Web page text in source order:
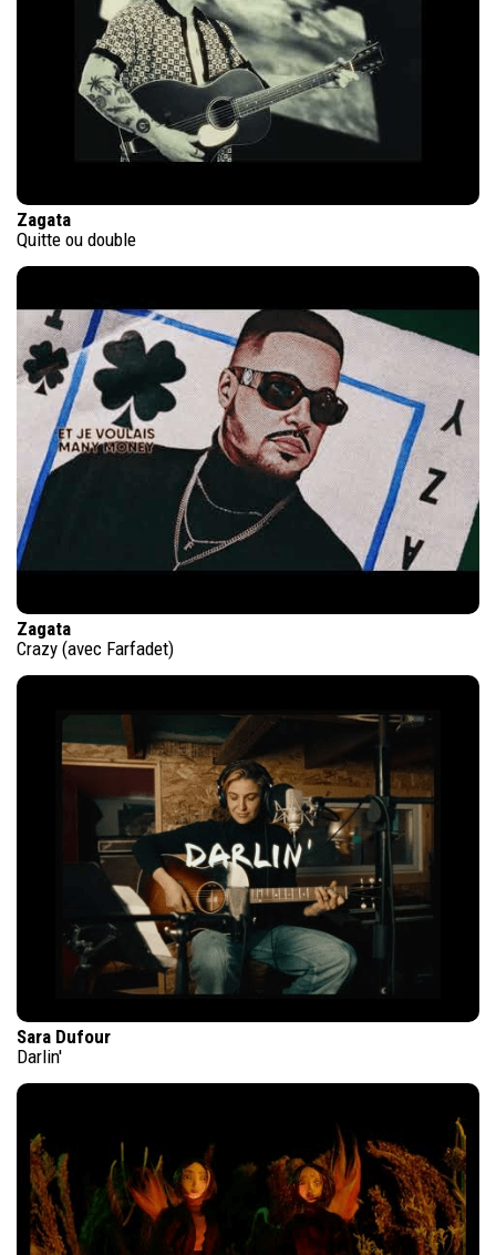
Zagata
Quitte ou double
Zagata
Crazy (avec Farfadet)
Sara Dufour
Darlin'